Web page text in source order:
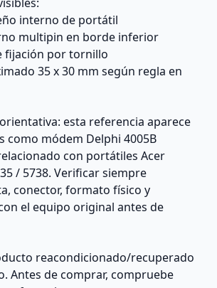
interno de portátil
multipin en borde inferior
fijación por tornillo
35 x 30 mm según regla en
esta referencia aparece
como módem Delphi 4005B
con portátiles Acer
/ 5738. Verificar siempre
conector, formato físico y
el equipo original antes de
reacondicionado/recuperado
Antes de comprar, compruebe